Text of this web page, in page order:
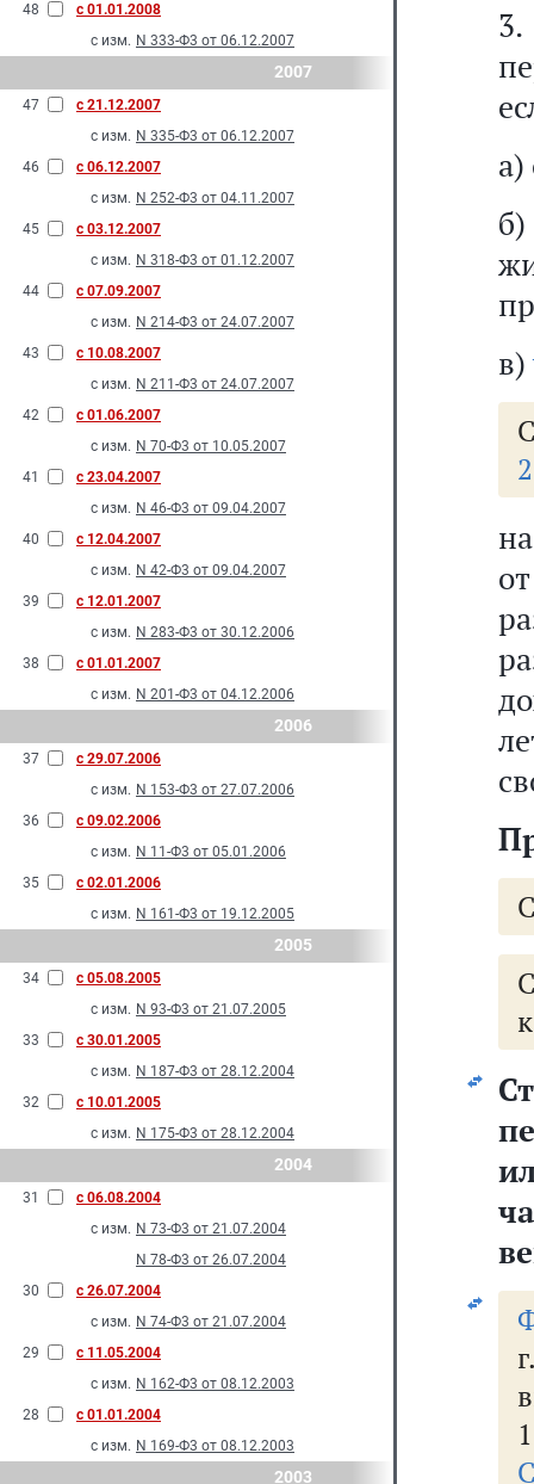
48
с 01.01.2008
с изм. N 333-Ф3 от 06.12.2007
2007
47
с 21.12.2007
с изм. N 335-Ф3 от 06.12.2007
46
с 06.12.2007
с изм. N 252-Ф3 от 04.11.2007
45
с 03.12.2007
с изм. N 318-Ф3 от 01.12.2007
44
с 07.09.2007
с изм. N 214-Ф3 от 24.07.2007
43
с 10.08.2007
с изм. N 211-Ф3 от 24.07.2007
42
с 01.06.2007
с изм. N 70-Ф3 от 10.05.2007
41
с 23.04.2007
с изм. N 46-Ф3 от 09.04.2007
40
с 12.04.2007
с изм. N 42-Ф3 от 09.04.2007
39
с 12.01.2007
с изм. N 283-Ф3 от 30.12.2006
38
с 01.01.2007
с изм. N 201-Ф3 от 04.12.2006
2006
37
с 29.07.2006
с изм. N 153-Ф3 от 27.07.2006
36
с 09.02.2006
с изм. N 11-Ф3 от 05.01.2006
35
с 02.01.2006
с изм. N 161-Ф3 от 19.12.2005
2005
34
с 05.08.2005
с изм. N 93-Ф3 от 21.07.2005
33
с 30.01.2005
с изм. N 187-Ф3 от 28.12.2004
32
с 10.01.2005
с изм. N 175-Ф3 от 28.12.2004
2004
31
с 06.08.2004
с изм. N 73-Ф3 от 21.07.2004
N 78-Ф3 от 26.07.2004
30
с 26.07.2004
с изм. N 74-Ф3 от 21.07.2004
29
с 11.05.2004
с изм. N 162-Ф3 от 08.12.2003
28
с 01.01.2004
с изм. N 169-Ф3 от 08.12.2003
2003
в)